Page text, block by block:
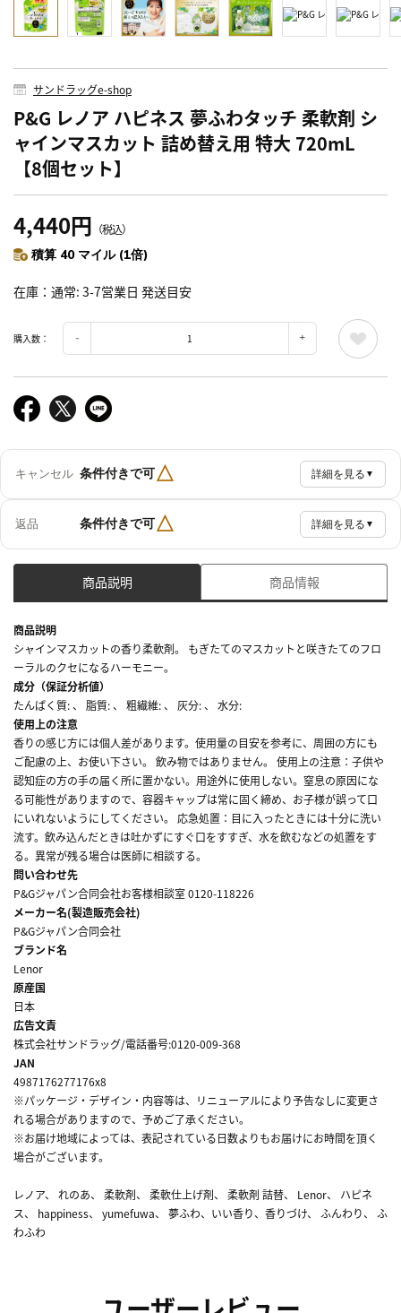
サンドラッグe-shop
P&G レノア ハピネス 夢ふわタッチ 柔軟剤 シ
ャインマスカット 詰め替え用 特大 720mL
【8個セット】
4,440円 （税込）
積算 40 マイル (1倍)
在庫 通常: 3-7営業日 発送目安
購入数：
キャンセル 条件付きで可△ 詳細を見る ▼
返品 条件付きで可△ 詳細を見る ▼
商品説明 商品情報
商品説明
シャインマスカットの香り柔軟剤。 もぎたてのマスカットと咲きたてのフロ
ーラルのクセになるハーモニー。
成分（保証分析値）
たんぱく質: 、 脂質: 、 粗繊維: 、 灰分: 、 水分:
使用上の注意
香りの感じ方には個人差があります。使用量の目安を参考に、周囲の方にも
ご配慮の上、お使い下さい。 飲み物ではありません。 使用上の注意：子供や
認知症の方の手の届く所に置かない。用途外に使用しない。窒息の原因にな
る可能性がありますので、容器キャップは常に固く締め、お子様が誤って口
にいれないようにしてください。 応急処置：目に入ったときには十分に洗い
流す。飲み込んだときは吐かずにすぐ口をすすぎ、水を飲むなどの処置をす
る。異常が残る場合は医師に相談する。
問い合わせ先
P&Gジャパン合同会社お客様相談室 0120-118226
メーカー名(製造販売会社)
P&Gジャパン合同会社
ブランド名
Lenor
原産国
日本
広告文責
株式会社サンドラッグ/電話番号:0120-009-368
JAN
4987176277176x8
※パッケージ・デザイン・内容等は、リニューアルにより予告なしに変更さ
れる場合がありますので、予めご了承ください。
※お届け地域によっては、表記されている日数よりもお届けにお時間を頂く
場合がございます。
レノア、 れのあ、 柔軟剤、 柔軟仕上げ剤、 柔軟剤 詰替、 Lenor、 ハピネ
ス、 happiness、 yumefuwa、 夢ふわ、いい香り、香りづけ、 ふんわり、 ふ
わふわ